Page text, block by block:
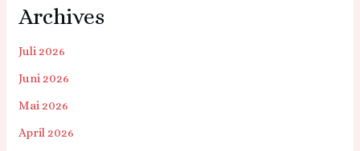
Archives
Juli 2026
Juni 2026
Mai 2026
April 2026